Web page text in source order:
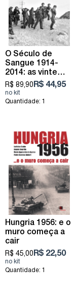
O Século de
Sangue 1914-
2014: as vinte
guerras que
mudaram o
mundo
R$ 89,90 R$ 44,95
Quantidade: 1
Hungria 1956: e o
muro começa a
cair
R$ 45,00 R$ 22,50
Quantidade: 1